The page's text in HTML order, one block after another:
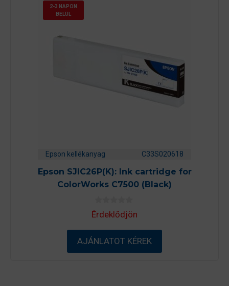
2-3 NAPON
BELÜL
Epson kellékanyag C33S020618
Epson SJIC26P(K): Ink cartridge for
ColorWorks C7500 (Black)
0
a
5
-
b
ő
Érdeklődjön
AJÁNLATOT KÉREK